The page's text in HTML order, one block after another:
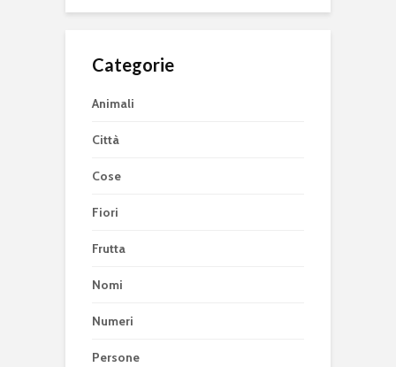
Categorie
Animali
Città
Cose
Fiori
Frutta
Nomi
Numeri
Persone